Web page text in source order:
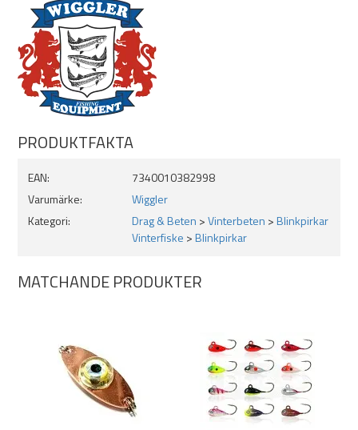
Vikt: 5,4g
PRODUKTFAKTA
EAN:
7340010382998
Varumärke:
Wiggler
Kategori:
Drag & Beten >Vinterbeten >Blinkpirkar
Vinterfiske >Blinkpirkar
MATCHANDE PRODUKTER